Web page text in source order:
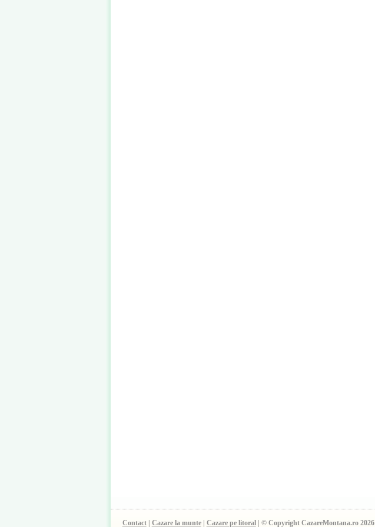
Contact| Cazare la munte| Cazare pe litoral| © Copyright CazareMontana.ro 2026